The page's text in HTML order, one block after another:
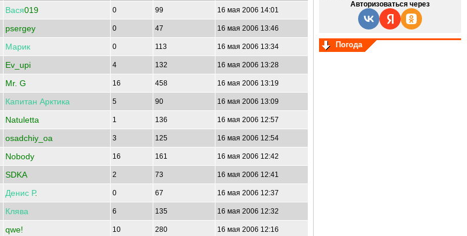
Вася019 0 99 16 мая 2006 14:01
psergey 0 47 16 мая 2006 13:46
Марик 0 113 16 мая 2006 13:34
Ev_upi 4 132 16 мая 2006 13:28
Mr. G 16 458 16 мая 2006 13:19
Капитан Арктика 5 90 16 мая 2006 13:09
Natuletta 1 136 16 мая 2006 12:57
osadchiy_oa 3 125 16 мая 2006 12:54
Nobody 16 161 16 мая 2006 12:42
SDKA 2 73 16 мая 2006 12:41
Денис Р. 0 67 16 мая 2006 12:37
Клява 6 135 16 мая 2006 12:32
qwe! 10 280 16 мая 2006 12:16
Авторизоваться через
Погода